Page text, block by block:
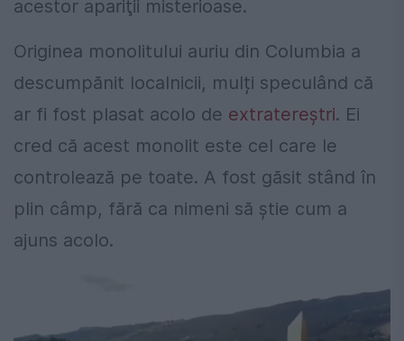
acestor apariţii misterioase.
Originea monolitului auriu din Columbia a
descumpănit localnicii, mulți speculând că
ar fi fost plasat acolo de extratereștri. Ei
cred că acest monolit este cel care le
controlează pe toate. A fost găsit stând în
plin câmp, fără ca nimeni să știe cum a
ajuns acolo.